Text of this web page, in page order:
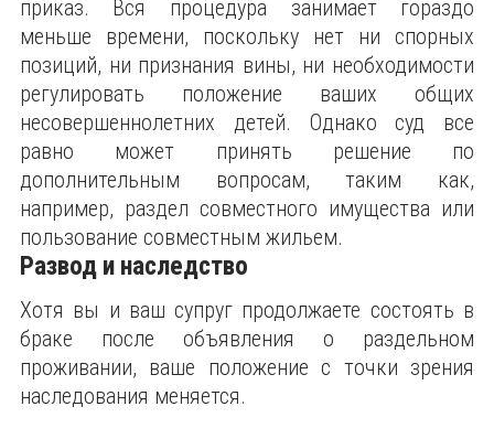
приказ. Вся процедура занимает гораздо
меньше времени, поскольку нет ни спорных
позиций, ни признания вины, ни необходимости
регулировать положение ваших общих
несовершеннолетних детей. Однако суд все
равно может принять решение по
дополнительным вопросам, таким как,
например, раздел совместного имущества или
пользование совместным жильем.
Развод и наследство
Хотя вы и ваш супруг продолжаете состоять в
браке после объявления о раздельном
проживании, ваше положение с точки зрения
наследования меняется.